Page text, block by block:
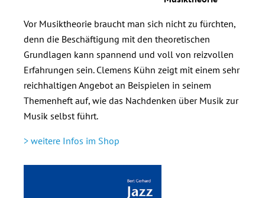
Vor Musiktheorie braucht man sich nicht zu fürchten,
denn die Beschäftigung mit den theoretischen
Grundlagen kann spannend und voll von reizvollen
Erfahrungen sein. Clemens Kühn zeigt mit einem sehr
reichhaltigen Angebot an Beispielen in seinem
Themenheft auf, wie das Nachdenken über Musik zur
Musik selbst führt.
> weitere Infos im Shop